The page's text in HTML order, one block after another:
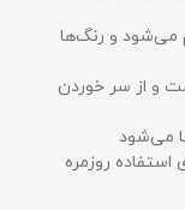
می‌شود و رنگ‌ها
و از سر خوردن
می‌شود
روزمره